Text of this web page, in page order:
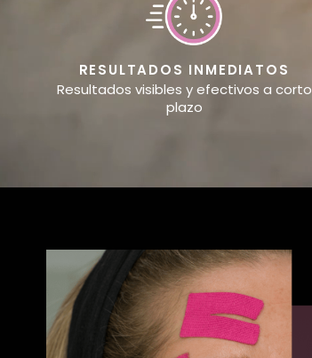
RESULTADOS INMEDIATOS
Resultados visibles y efectivos a corto
plazo